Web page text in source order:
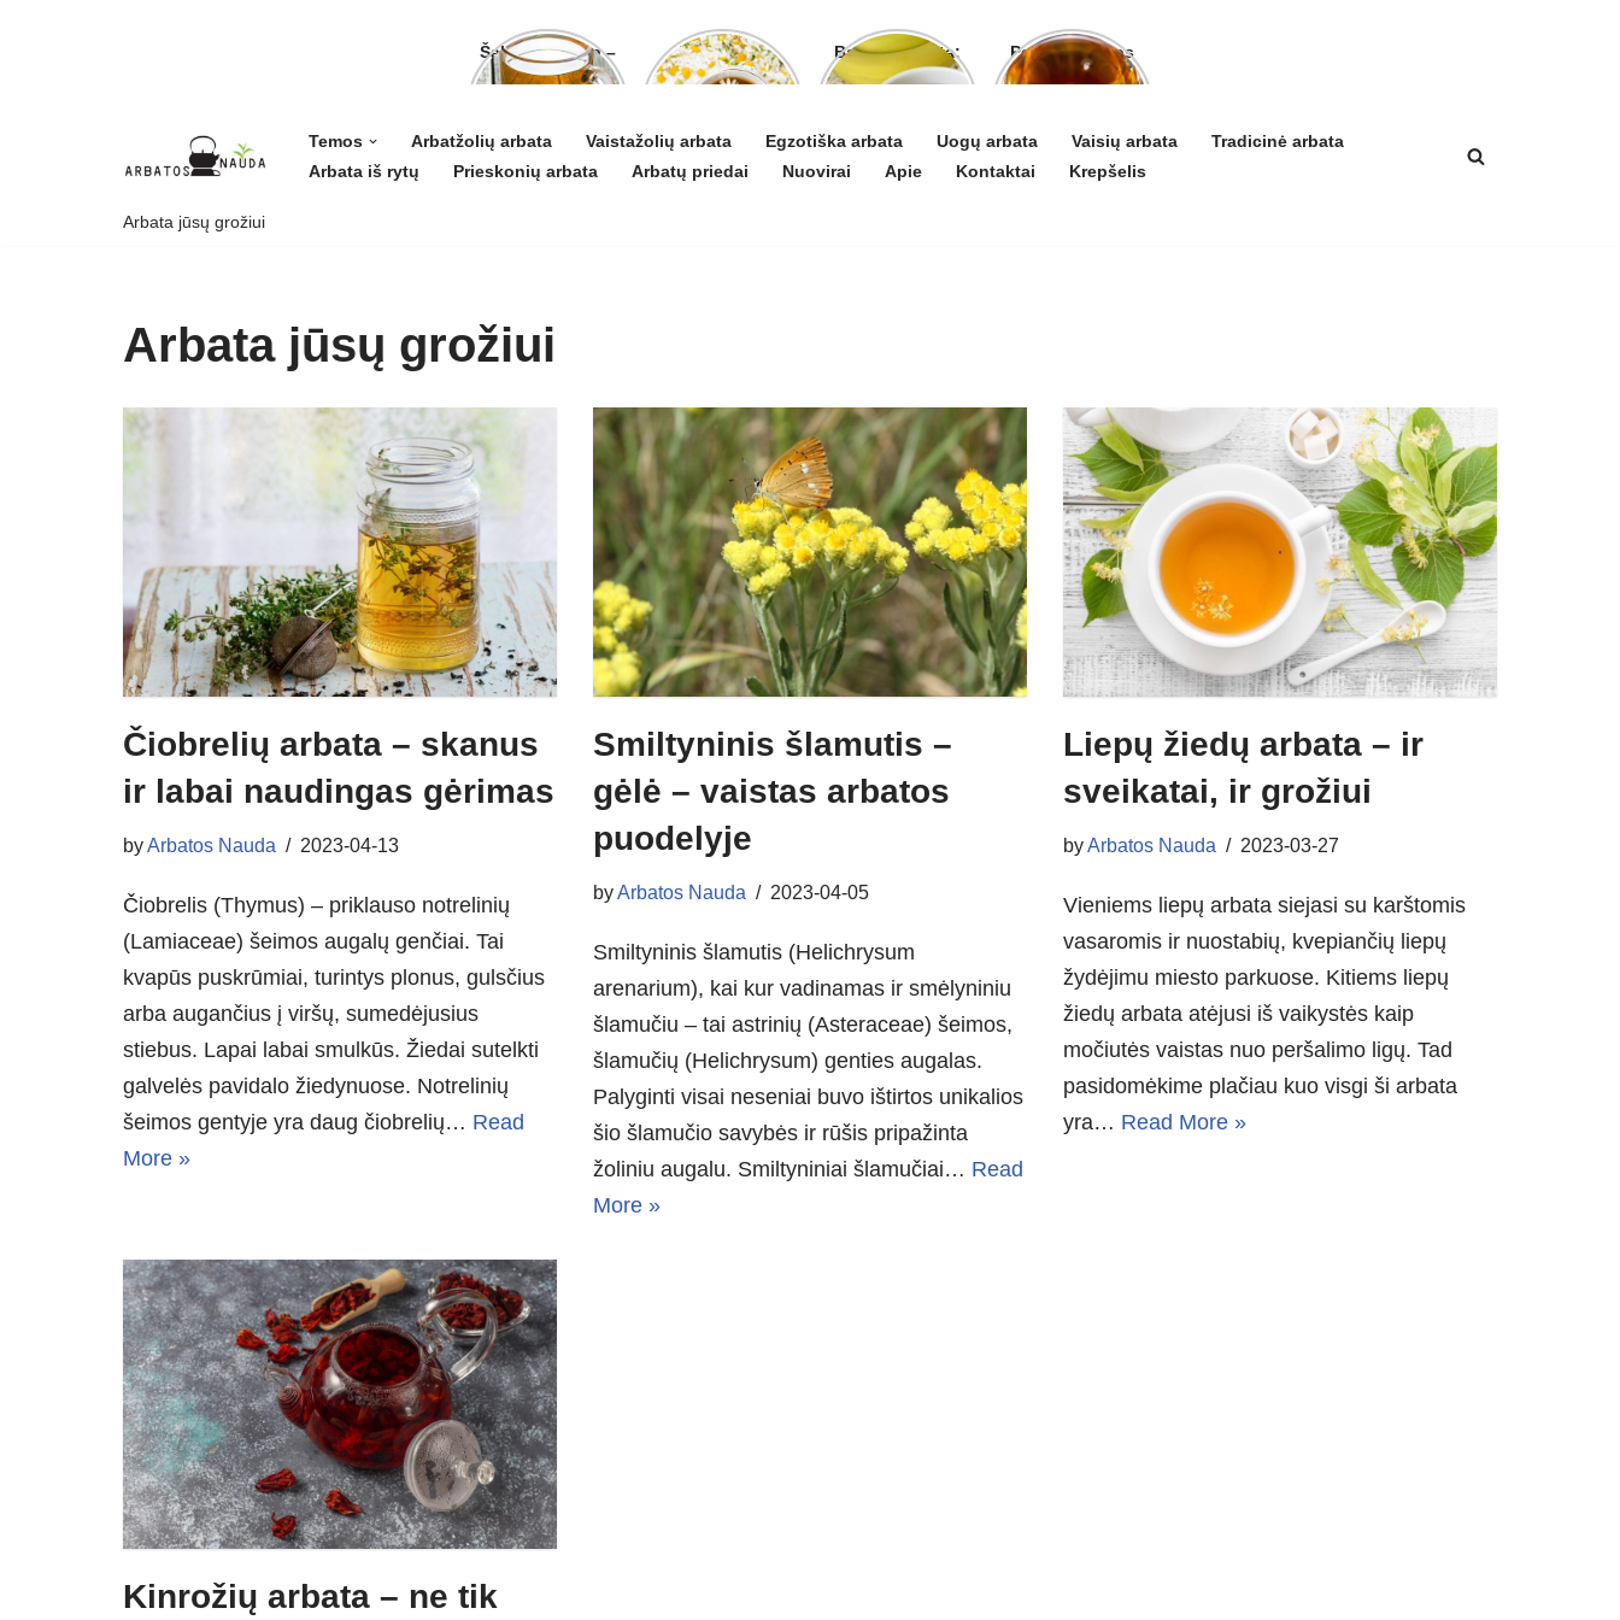
Šalavijo arbata –
ligoms gydyti ir
Ramunėlių
arbata pagelbės
Bananų arbata:
kuo ji naudinga
Pelyno arbatos
nauda ir
Temos Arbatžolių arbata Vaistažolių arbata Egzotiška arbata Uogų arbata Vaisių arbata
Tradicinė arbata
Arbata iš rytų
Prieskonių arbata Arbatų priedai Nuovirai Apie Kontaktai Krepšelis
Arbata jūsų grožiui
Arbata jūsų grožiui
Čiobrelių arbata – skanus
ir labai naudingas gėrimas
byArbatos Nauda 2023-04-13
Čiobrelis (Thymus) – priklauso notrelinių
(Lamiaceae) šeimos augalų genčiai. Tai
kvapūs puskrūmiai, turintys plonus, gulsčius
arba augančius į viršų, sumedėjusius
stiebus. Lapai labai smulkūs. Žiedai sutelkti
galvelės pavidalo žiedynuose. Notrelinių
šeimos gentyje yra daug čiobrelių… Read
More »
Smiltyninis šlamutis –
gėlė – vaistas arbatos
puodelyje
byArbatos Nauda 2023-04-05
Smiltyninis šlamutis (Helichrysum
arenarium), kai kur vadinamas ir smėlyniniu
šlamučiu – tai astrinių (Asteraceae) šeimos,
šlamučių (Helichrysum) genties augalas.
Palyginti visai neseniai buvo ištirtos unikalios
šio šlamučio savybės ir rūšis pripažinta
žoliniu augalu. Smiltyniniai šlamučiai… Read
More »
Liepų žiedų arbata – ir
sveikatai, ir grožiui
byArbatos Nauda 2023-03-27
Vieniems liepų arbata siejasi su karštomis
vasaromis ir nuostabių, kvepiančių liepų
žydėjimu miesto parkuose. Kitiems liepų
žiedų arbata atėjusi iš vaikystės kaip
močiutės vaistas nuo peršalimo ligų. Tad
pasidomėkime plačiau kuo visgi ši arbata
yra… Read More »
Kinrožių arbata – ne tik